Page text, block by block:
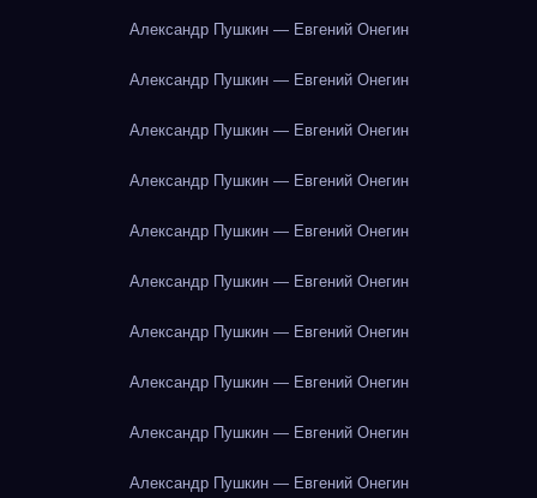
Александр Пушкин — Евгений Онегин
Александр Пушкин — Евгений Онегин
Александр Пушкин — Евгений Онегин
Александр Пушкин — Евгений Онегин
Александр Пушкин — Евгений Онегин
Александр Пушкин — Евгений Онегин
Александр Пушкин — Евгений Онегин
Александр Пушкин — Евгений Онегин
Александр Пушкин — Евгений Онегин
Александр Пушкин — Евгений Онегин